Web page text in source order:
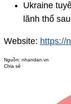
Ukraine
lãnh thổ
Website: https://
Nguồn: nhandan.vn
Chia sẻ